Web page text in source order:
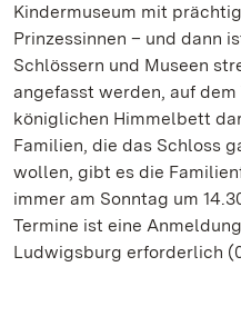
Kindermuseum mit
Prinzessinnen – und dann
Schlössern und Museen
angefasst werden, auf
königlichen Himmelbett
Familien, die das Schloss
wollen, gibt es die
immer am Sonntag um
Termine ist eine
Ludwigsburg erforderlich